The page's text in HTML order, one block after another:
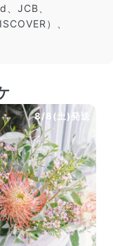
JCB、
）、
8/8(土)発送